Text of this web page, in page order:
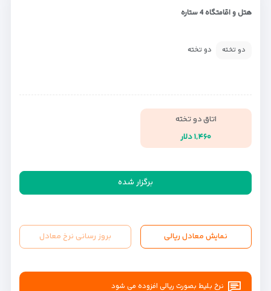
هتل و اقامتگاه 4 ستاره
دو تخته دو تخته
اتاق دو تخته
۱,۴۶۰ دلار
برگزار شده
نمایش معادل ریالی بروز رسانی نرخ معادل
نرخ بلیط بصورت ریالی افزوده می شود